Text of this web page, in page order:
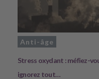
Anti-âge
Stress oxydant : méfiez-
ignorez tout…